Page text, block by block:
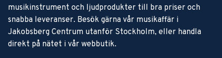
musikinstrument och ljudprodukter till bra priser och
snabba leveranser. Besök gärna vår musikaffär i
Jakobsberg Centrum utanför Stockholm, eller handla
direkt på nätet i vår webbutik.